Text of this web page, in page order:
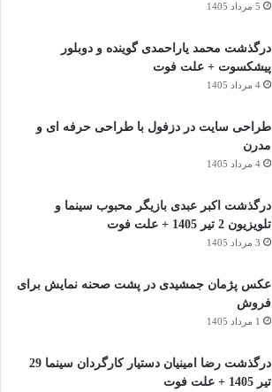
5 مرداد 1405
درگذشت محمد یاراحمدی گوینده و دوبلور
پیشکسوت + علت فوت
4 مرداد 1405
طراحی سایت در دزفول با طراحی حرفه‌ ای و
مدرن
4 مرداد 1405
درگذشت اکبر عبدی بازیگر محبوب سینما و
تلویزیون 2 تیر 1405 + علت فوت
3 مرداد 1405
عکس پژمان جمشیدی در پشت صحنه نمایش برای
فروش
1 مرداد 1405
درگذشت رضا امینیان دستیار کارگردان سینما 29
تیر 1405 + علت فوت